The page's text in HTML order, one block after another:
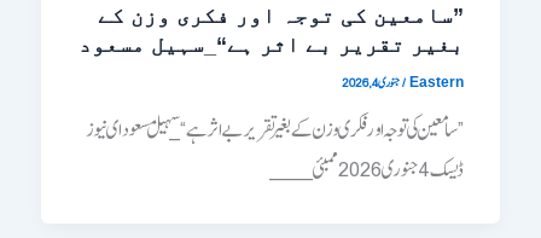
”سامعین کی توجہ اور فکری وزن کے
بغیر تقریر بے اثر ہے“_سہیل مسعود
Eastern
/جنوری 4, 2026
”سامعین کی توجہ اور فکری وزن کے بغیر تقریر بے اثر ہے“_سہیل مسعود ای نیوز
ڈیسک 4 جنوری 2026 ممبئی____